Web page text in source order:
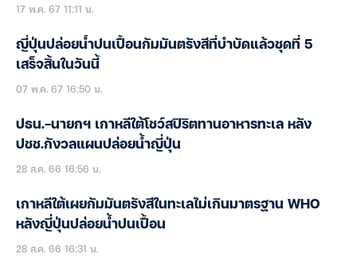
17 พ.ค. 67 11:11 น.
ญี่ปุ่นปล่อยน้ำปนเปื้อนกัมมันตรังสีที่บำบัดแล้วชุดที่ 5
เสร็จสิ้นในวันนี้
07 พ.ค. 67 16:50 น.
ปธน.-นายกฯ เกาหลีใต้โชว์สปิริตทานอาหารทะเล หลัง
ปชช.กังวลแผนปล่อยน้ำญี่ปุ่น
28 ส.ค. 66 16:56 น.
เกาหลีใต้เผยกัมมันตรังสีในทะเลไม่เกินมาตรฐาน WHO
หลังญี่ปุ่นปล่อยน้ำปนเปื้อน
28 ส.ค. 66 16:31 น.